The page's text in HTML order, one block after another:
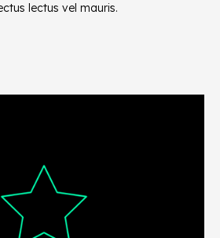
lectus vel mauris.